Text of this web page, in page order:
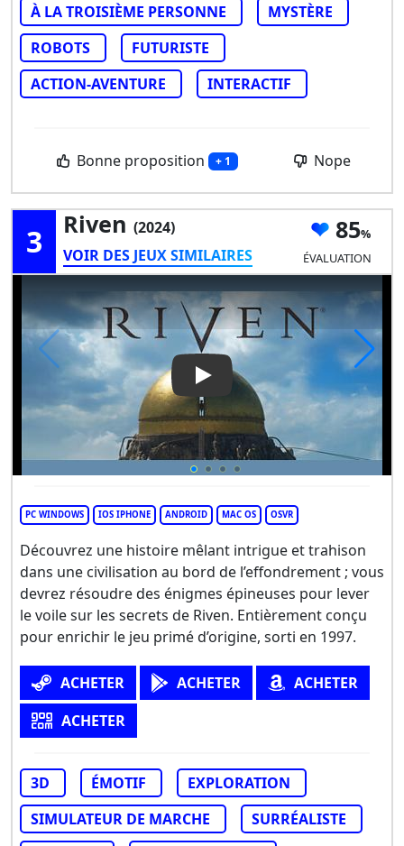
À LA TROISIÈME PERSONNE
MYSTÈRE
ROBOTS
FUTURISTE
ACTION-AVENTURE
INTERACTIF
Bonne proposition + 1 Nope
3 Riven (2024)
VOIR DES JEUX SIMILAIRES
85
ÉVALUATION
Play Video: Riven
PC WINDOWS IOS IPHONE ANDROID MAC OS OSVR
Découvrez une histoire mêlant intrigue et trahison
dans une civilisation au bord de l’effondrement ; vous
devrez résoudre des énigmes épineuses pour lever
le voile sur les secrets de Riven. Entièrement conçu
pour enrichir le jeu primé d’origine, sorti en 1997.
ACHETER ACHETER
ACHETER
ACHETER
3D ÉMOTIF
EXPLORATION
SIMULATEUR DE MARCHE
SURRÉALISTE